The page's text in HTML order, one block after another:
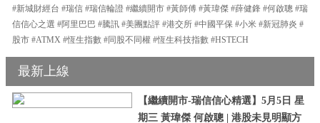
#新城財經台 #瑞信 #瑞信輪證 #繼續開市 #黃師傅 #黃瑋傑 #薛健鋒 #何啟聰 #瑞
信信心之選 #阿里巴巴 #騰訊 #美團點評 #港交所 #中國平保 #小米 #新冠肺炎 #
股市 #ATMX #恆生指數 #同股不同權 #恆生科技指數 #HSTECH
最新上線
【繼續開市-瑞信信心精選】5月5日 星
期三 黃瑋傑 何啟聰 | 港股未見明顯方